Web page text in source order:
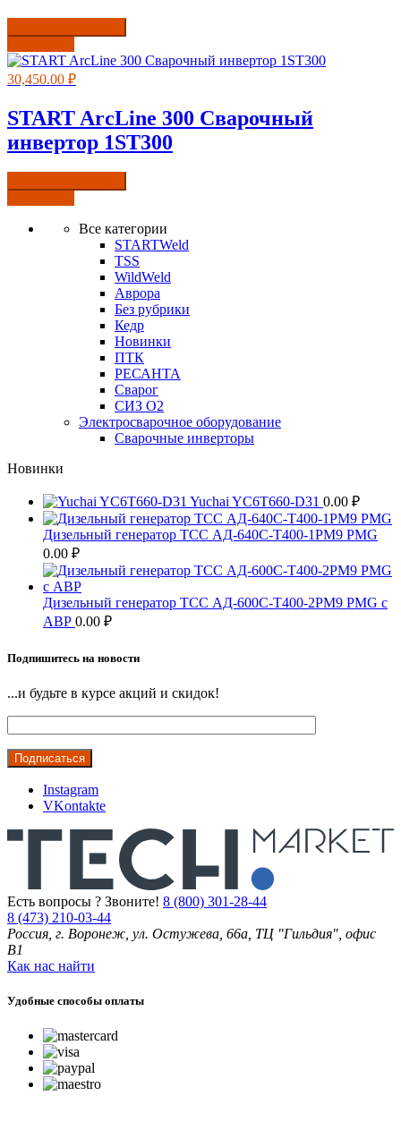
30,450.00 ₽
START ArcLine 300 Сварочный
инвертор 1ST300
Все категории
STARTWeld
TSS
WildWeld
Аврора
Без рубрики
Кедр
Новинки
ПТК
РЕСАНТА
Сварог
СИЗ О2
Электросварочное оборудование
Сварочные инверторы
Новинки
Yuchai YC6T660-D31 0.00 ₽
Дизельный генератор ТСС АД-640С-Т400-1РМ9 PMG
0.00 ₽
Дизельный генератор ТСС АД-600С-Т400-2РМ9 PMG c
АВР 0.00 ₽
Подпишитесь на новости
...и будьте в курсе акций и скидок!
Instagram
VKontakte
Есть вопросы ? Звоните! 8 (800) 301-28-44
8 (473) 210-03-44
Россия, г. Воронеж, ул. Остужева, 66а, ТЦ "Гильдия", офис
В1
Как нас найти
Удобные способы оплаты